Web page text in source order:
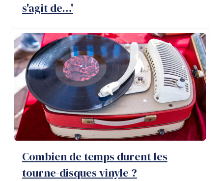
s'agit de…'
Combien de temps durent les
tourne-disques vinyle ?